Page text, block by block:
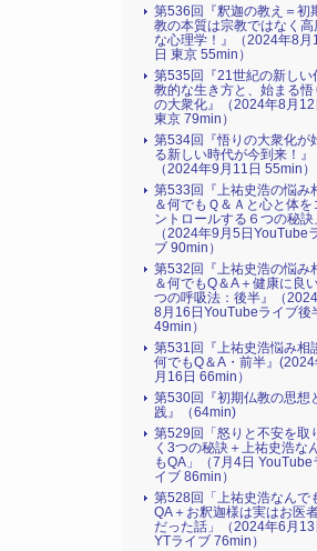
第536回『釈迦の教え＝初
教の本質は宗教ではなく高
な心理学！』（2024年8月
日 東京 55min）
第535回『21世紀の新しい
教的な生き方と、始まる悟
の大衆化』（2024年8月12
東京 79min）
第534回『悟りの大衆化が
る新しい時代が今到来！』
（2024年9月11日 55min）
第533回『上祐史浩の悩み
＆何でもＱ＆Ａと心と体を
ントロールする６つの秘訣
（2024年9月5日YouTube
ブ 90min）
第532回『上祐史浩の悩み
＆何でもQ＆A＋健康に良
つの呼吸法：後半』（
8月16日YouTubeライブ後
49min）
第531回『上祐史浩悩み相
何でもQ＆A・前半』
月16日 66min）
第530回『初期仏教の思想
践』（64min)
第529回「怒りと不安を取
く3つの秘訣＋上祐史浩な
もQA」（7月4日 YouTube
イブ 86min）
第528回「上祐史浩なんで
QA＋お釈迦様は実はお医
だった話」（2024年6月13
YTライブ 76min）